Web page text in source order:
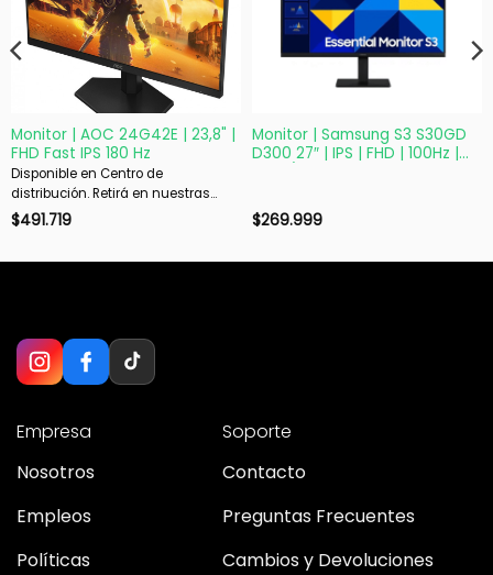
Monitor | AOC 24G42E | 23,8" |
FHD Fast IPS 180 Hz
Disponible en Centro de
distribución. Retirá en nuestras
sucursales en 48 hs hábiles. Si es
$491.719
Monitor | Samsung S3 S30GD
D300 27″ | IPS | FHD | 100Hz |
$269.999
Empresa
Nosotros
Empleos
Políticas
Soporte
Contacto
Preguntas Frecuentes
Cambios y Devoluciones